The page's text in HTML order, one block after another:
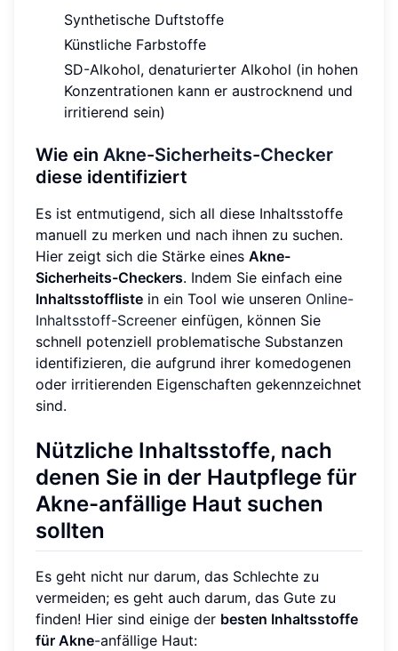
Synthetische Duftstoffe
Künstliche Farbstoffe
SD-Alkohol, denaturierter Alkohol (in hohen
Konzentrationen kann er austrocknend und
irritierend sein)
Wie ein Akne-Sicherheits-Checker
diese identifiziert
Es ist entmutigend, sich all diese Inhaltsstoffe
manuell zu merken und nach ihnen zu suchen.
Hier zeigt sich die Stärke eines Akne-
Sicherheits-Checkers. Indem Sie einfach eine
Inhaltsstoffliste in ein Tool wie unseren Online-
Inhaltsstoff-Screener einfügen, können Sie
schnell potenziell problematische Substanzen
identifizieren, die aufgrund ihrer komedogenen
oder irritierenden Eigenschaften gekennzeichnet
sind.
Nützliche Inhaltsstoffe, nach
denen Sie in der Hautpflege für
Akne-anfällige Haut suchen
sollten
Es geht nicht nur darum, das Schlechte zu
vermeiden; es geht auch darum, das Gute zu
finden! Hier sind einige der besten Inhaltsstoffe
für Akne-anfällige Haut: